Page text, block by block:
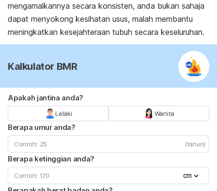
mengamalkannya secara konsisten, anda bukan sahaja
dapat menyokong kesihatan usus, malah membantu
meningkatkan kesejahteraan tubuh secara keseluruhan.
Kalkulator BMR
Apakah jantina anda?
Lelaki Wanita
Berapa umur anda?
(tahun)
Berapa ketinggian anda?
cm